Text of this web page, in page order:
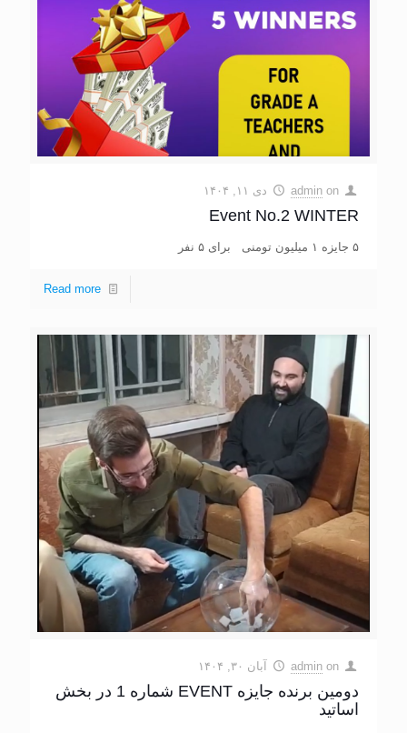
admin on دی ۱۱, ۱۴۰۴
Event No.2 WINTER
۵ جایزه ۱ میلیون تومنی برای ۵ نفر
Read more
admin on آبان ۳۰, ۱۴۰۴
دومین برنده جایزه EVENT شماره 1 در بخش
اساتید